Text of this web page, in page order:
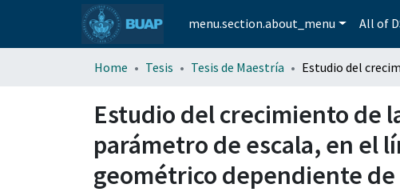
menu.section.about_menu All of
Home Tesis Tesis de Maestría
Estudio del crecimiento de
parámetro de escala, en el
geométrico dependiente